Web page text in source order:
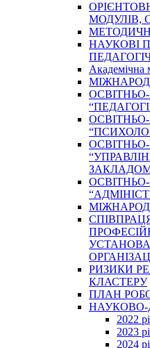
МОДУЛІВ,
НАУКОВІ
Академічна
РИЗИКИ
КЛАСТЕРУ
ПЛАН
НАУКОВО-
2022
2023
2024